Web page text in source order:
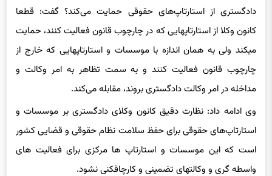
دادگستری از استارتاپ‌های حقوقی حمایت می‌کند؟ گفت: قطعا
کانون وکلا از استارتاپهایی که در چارچوب قانون فعالیت کنند، حمایت
میکند ولی به همان اندازه با موسسات و استارتاپهایی که خارج از
چارچوب قانون فعالیت کنند و به سمت تظاهر به امر وکالت و
مداخله در امر وکالت دادگستری بروند، مقابله می‌کند.
وی ادامه داد: نظارت دقیق کانون وکلای دادگستری بر موسسات و
استارتاپ‌های حقوقی برای حفظ سلامت نظام حقوقی و قضایی کشور
است که این موسسات و استارتاپ ها مرکزی برای فعالیت های
واسطه گری و وکالتهای تضمینی و کارچاقکنی نشود.